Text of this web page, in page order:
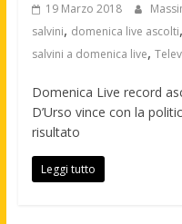
19 Marzo 2018
salvini, domenica live ascolti,
salvini a domenica live,
Domenica Live record
D’Urso vince con la
risultato
Leggi tutto